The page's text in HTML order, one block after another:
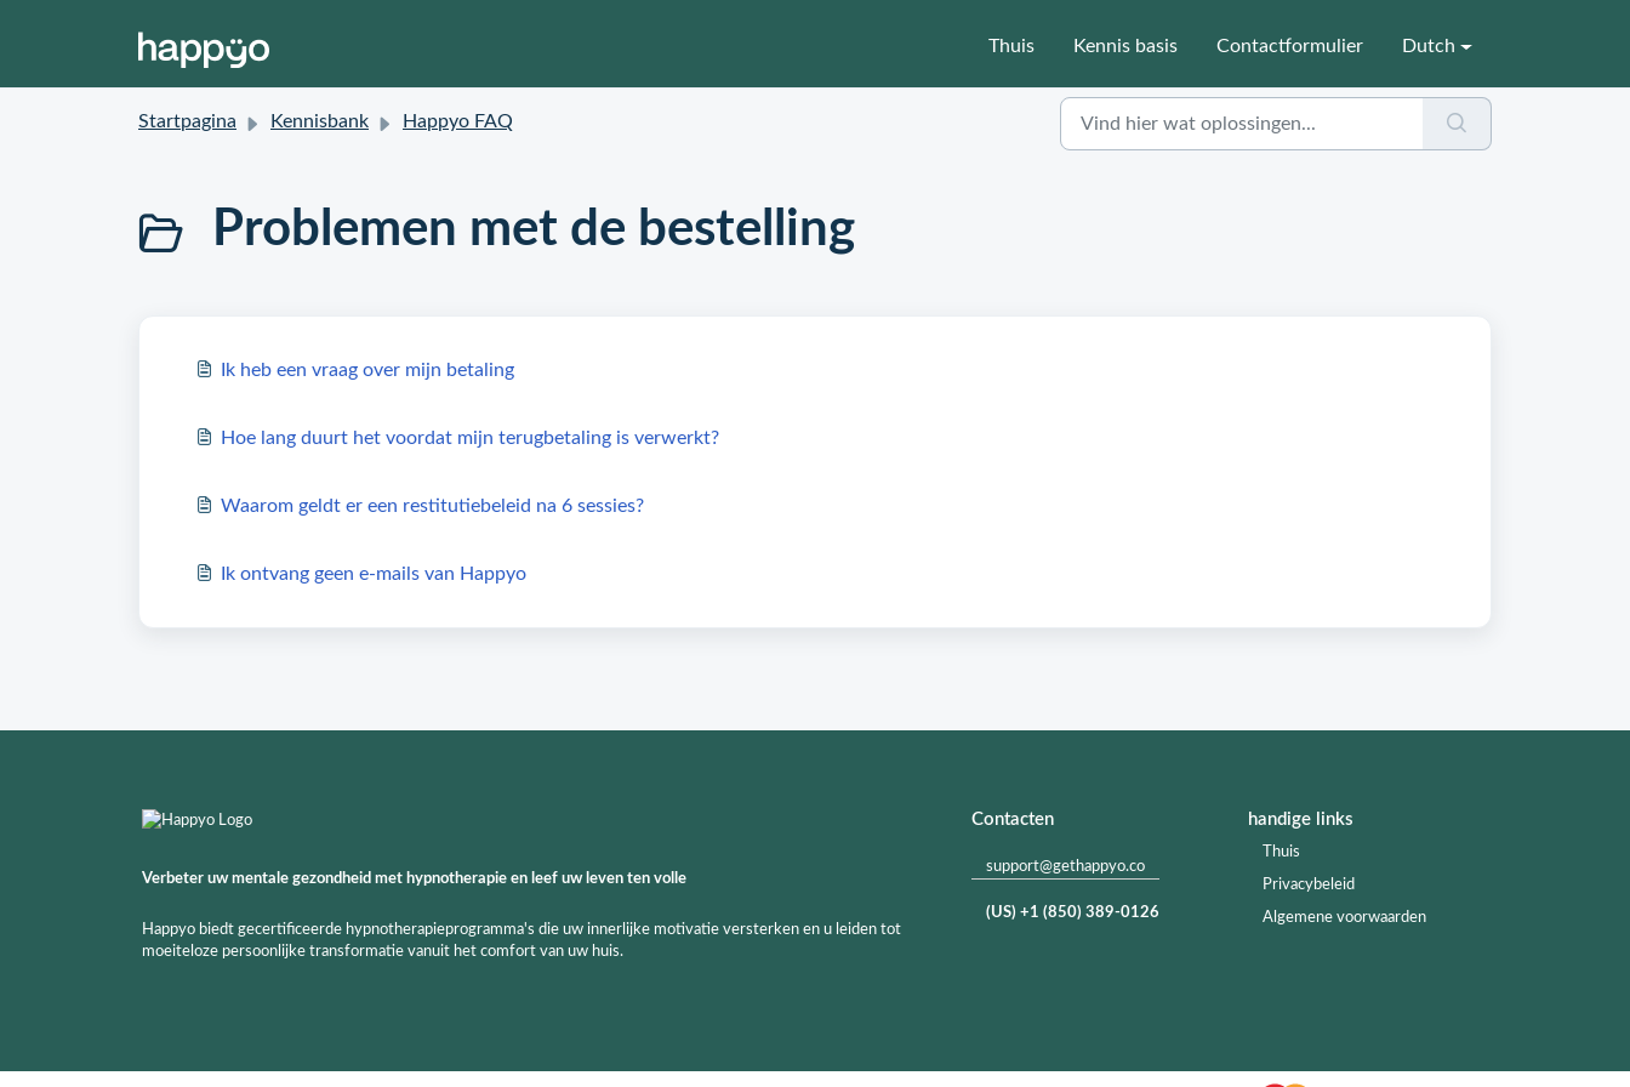
Thuis Kennis basis Contactformulier Dutch
Startpagina Kennisbank Happyo FAQ
Problemen met de bestelling
Ik heb een vraag over mijn betaling
Hoe lang duurt het voordat mijn terugbetaling is verwerkt?
Waarom geldt er een restitutiebeleid na 6 sessies?
Ik ontvang geen e-mails van Happyo
Verbeter uw mentale gezondheid met hypnotherapie en leef uw leven ten volle
Happyo biedt gecertificeerde hypnotherapieprogramma's die uw innerlijke motivatie versterken en u leiden tot
moeiteloze persoonlijke transformatie vanuit het comfort van uw huis.
Contacten
support@gethappyo.co
(US) +1 (850) 389-0126
handige links
Thuis
Privacybeleid
Algemene voorwaarden